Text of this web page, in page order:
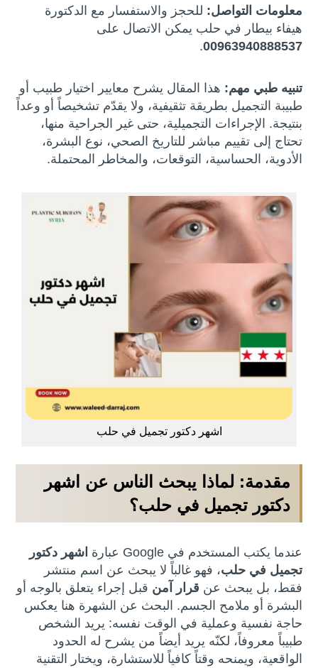
معلومات التواصل: للحجز والاستفسار مع الدكتورة
هيفاء بيطار في حلب يمكن الاتصال على
00963940888537
.
تنبيه طبي مهم: هذا المقال يشرح معايير اختيار طبيب أو
طبيبة التجميل بطريقة تثقيفية، ولا يقدّم تشخيصاً أو وعداً
بنتيجة. الإجراءات التجميلية، حتى غير الجراحية منها،
تحتاج إلى تقييم مباشر للتاريخ الصحي، نوع البشرة،
الأدوية، الحساسية، التوقعات، والمخاطر المحتملة.
اشهر دكتور تجميل في حلب
مقدمة: لماذا يبحث الناس عن اشهر
دكتور تجميل في حلب؟
عندما يكتب المستخدم في Google عبارة
اشهر دكتور
تجميل في حلب، فهو غالباً لا يبحث عن اسم منتشر
فقط، بل يبحث عن قرار آمن قبل إجراء يتعلق بالوجه أو
البشرة أو ملامح الجسم. البحث عن الشهرة هنا يعكس
حاجة نفسية وعملية في الوقت نفسه: يريد الشخص
طبيباً معروفاً، لكنّه يريد أيضاً من يشرح له الحدود
الواقعية، ويمنحه وقتاً كافياً للاستشارة، ويختار التقنية